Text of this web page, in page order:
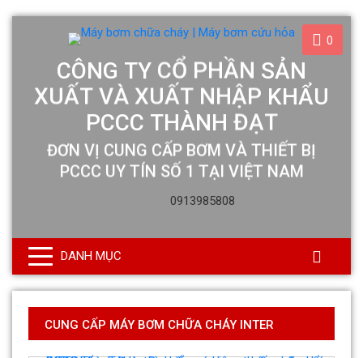
0
0913985808
DANH MỤC
CUNG CẤP MÁY BƠM CHỮA CHÁY INTER